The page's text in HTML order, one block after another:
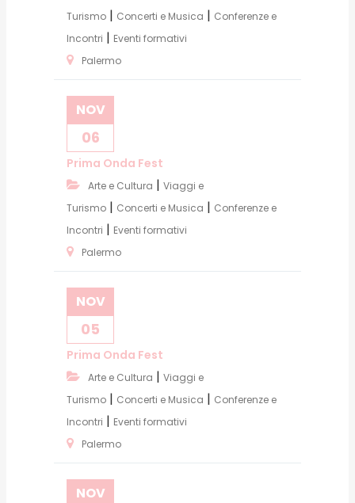
Turismo | Concerti e Musica | Conferenze e
Incontri | Eventi formativi
Palermo
NOV
06
Prima Onda Fest
Arte e Cultura | Viaggi e
Turismo | Concerti e Musica | Conferenze e
Incontri | Eventi formativi
Palermo
NOV
05
Prima Onda Fest
Arte e Cultura | Viaggi e
Turismo | Concerti e Musica | Conferenze e
Incontri | Eventi formativi
Palermo
NOV